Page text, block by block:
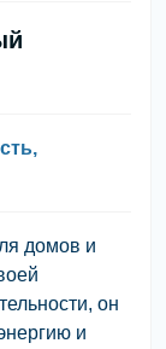
домов и
он
и